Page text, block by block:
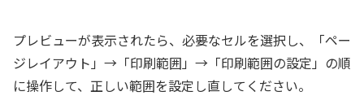
プレビューが表示されたら、必要なセルを選択し、「ペー
ジレイアウト」→「印刷範囲」→「印刷範囲の設定」の順
に操作して、正しい範囲を設定し直してください。